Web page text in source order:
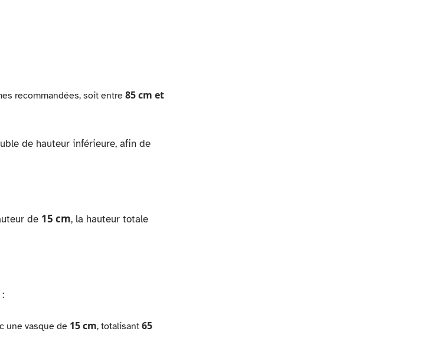
recommandées, soit entre85 cm et
de hauteur inférieure, afin de
de 15 cm, la hauteur totale
une vasque de 15 cm, totalisant 65